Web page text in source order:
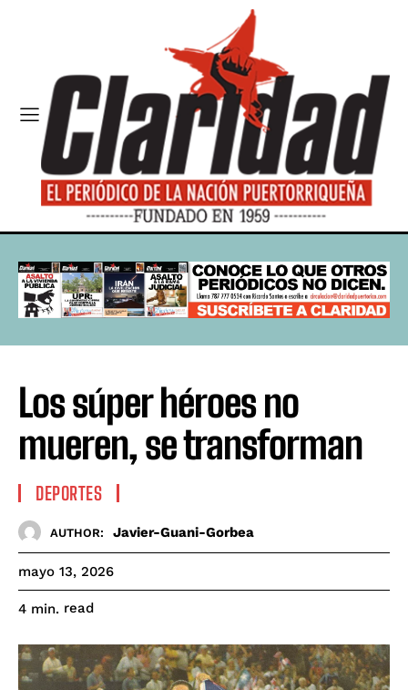
Los súper héroes no
mueren, se transforman
DEPORTES
AUTHOR: Javier-Guani-Gorbea
mayo 13, 2026
4 min. read